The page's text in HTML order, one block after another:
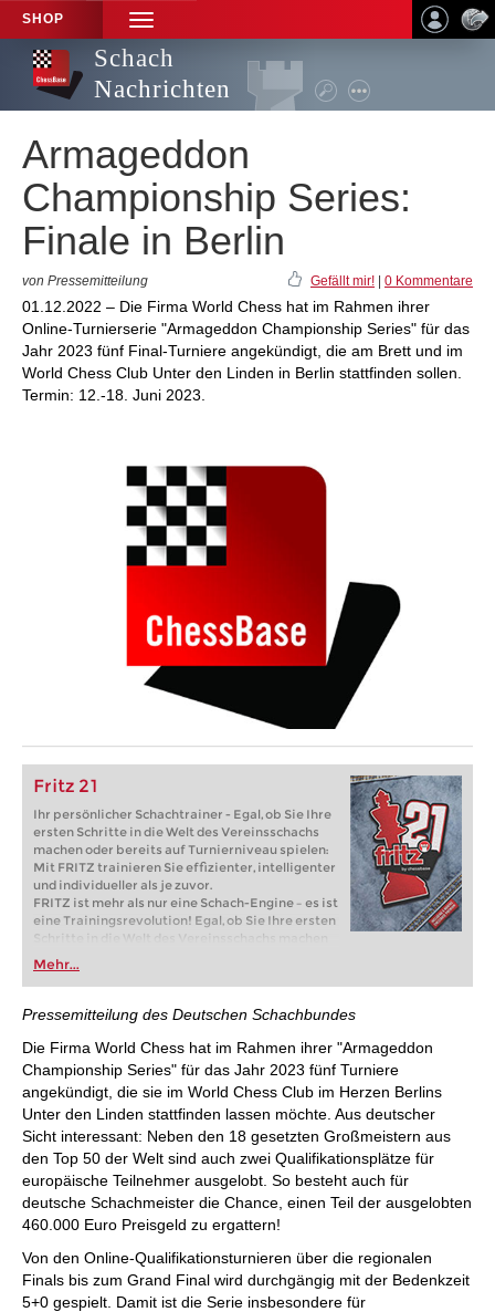
SHOP
TOGGLE
NAVIGATION
Schach
Nachrichten
Armageddon
Championship Series:
Finale in Berlin
von Pressemitteilung Gefällt mir! 0 Kommentare
01.12.2022 – Die Firma World Chess hat im Rahmen ihrer
Online-Turnierserie "Armageddon Championship Series" für das
Jahr 2023 fünf Final-Turniere angekündigt, die am Brett und im
World Chess Club Unter den Linden in Berlin stattfinden sollen.
Termin: 12.-18. Juni 2023.
Fritz 21
Ihr persönlicher Schachtrainer - Egal, ob Sie Ihre
ersten Schritte in die Welt des Vereinsschachs
machen oder bereits auf Turnierniveau spielen:
Mit FRITZ trainieren Sie effizienter, intelligenter
und individueller als je zuvor.
FRITZ ist mehr als nur eine Schach-Engine – es ist
eine Trainingsrevolution! Egal, ob Sie Ihre ersten
Schritte in die Welt des Vereinsschachs machen
oder bereits auf Turnierniveau spielen: Mit
FRITZ trainieren Sie effizienter, intelligenter und
individueller als je zuvor.
Mehr...
Pressemitteilung des Deutschen Schachbundes
Die Firma World Chess hat im Rahmen ihrer "Armageddon
Championship Series" für das Jahr 2023 fünf Turniere
angekündigt, die sie im World Chess Club im Herzen Berlins
Unter den Linden stattfinden lassen möchte. Aus deutscher
Sicht interessant: Neben den 18 gesetzten Großmeistern aus
den Top 50 der Welt sind auch zwei Qualifikationsplätze für
europäische Teilnehmer ausgelobt. So besteht auch für
deutsche Schachmeister die Chance, einen Teil der ausgelobten
460.000 Euro Preisgeld zu ergattern!
Von den Online-Qualifikationsturnieren über die regionalen
Finals bis zum Grand Final wird durchgängig mit der Bedenkzeit
5+0 gespielt. Damit ist die Serie insbesondere für